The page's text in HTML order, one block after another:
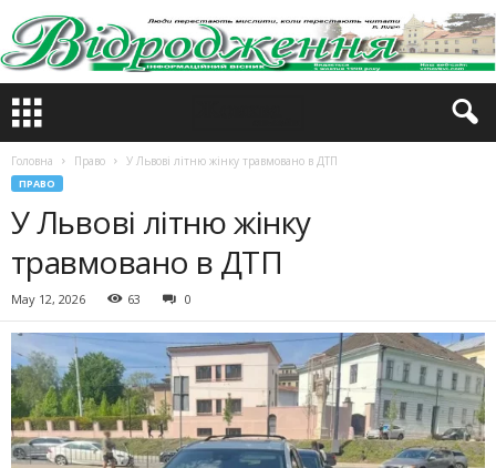
Головна Право У Львові літню жінку травмовано в ДТП
ПРАВО
У Львові літню жінку
травмовано в ДТП
May 12, 2026 63 0